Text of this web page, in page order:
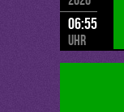
06:55
Uhr